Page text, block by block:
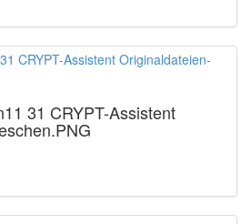
31 CRYPT-Assistent